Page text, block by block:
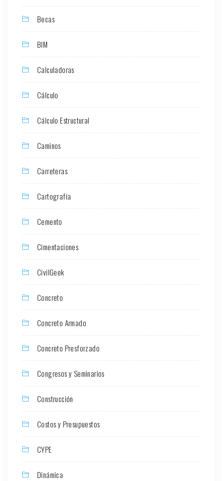
Becas
BIM
Calculadoras
Cálculo
Cálculo Estructural
Caminos
Carreteras
Cartografía
Cemento
Cimentaciones
CivilGeek
Concreto
Concreto Armado
Concreto Presforzado
Congresos y Seminarios
Construcción
Costos y Presupuestos
CYPE
Dinámica